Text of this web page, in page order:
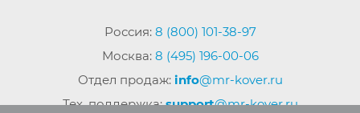
Россия: 8 (800) 101-38-97
Москва: 8 (495) 196-00-06
Отдел продаж: info@mr-kover.ru
Тех. поддержка:support@mr-kover.ru